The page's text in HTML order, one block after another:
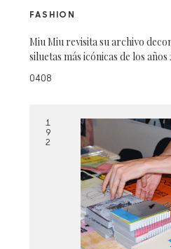
FASHION
Miu Miu revisita su archivo
siluetas más icónicas de los
0408
1
9
2